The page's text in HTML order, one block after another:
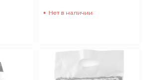
Нет в наличии